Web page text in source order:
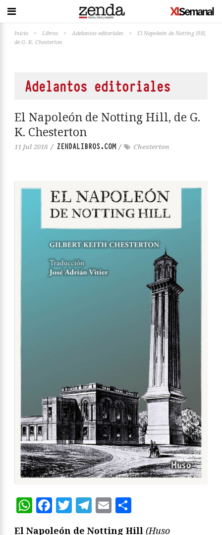
Inicio > Libros > Adelantos editoriales >
El Napoleón de Notting Hill,
de G. K. Chesterton
Adelantos editoriales
El Napoleón de Notting Hill, de G.
K. Chesterton
11 Jul 2018 / ZENDALIBROS.COM/ Chesterton
WhatsApp
Facebook
Twitter
Telegram
Email
El Napoleón de Notting Hill (Huso